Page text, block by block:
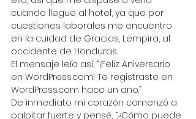
cuando llegue al hotel, ya que por
cuestiones laborales me encuentro
en la cuidad de Gracias, Lempira, al
occidente de Honduras.
El mensaje leía así, “¡Feliz Aniversario
en WordPress.com! Te registraste en
WordPress.com hace un año.”
De inmediato mi corazón comenzó a
palpitar fuerte y pensé, “¿Cómo puede